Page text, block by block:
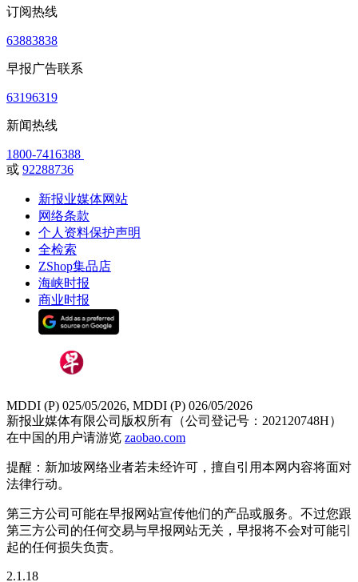
订阅热线
63883838
早报广告联系
63196319
新闻热线
1800-7416388
或 92288736
新报业媒体网站
网络条款
个人资料保护声明
全检索
ZShop集品店
海峡时报
商业时报
MDDI (P) 025/05/2026, MDDI (P) 026/05/2026
新报业媒体有限公司版权所有（公司登记号：202120748H）
在中国的用户请游览 zaobao.com
提醒：新加坡网络业者若未经许可，擅自引用本网内容将面对
法律行动。
第三方公司可能在早报网站宣传他们的产品或服务。不过您跟
第三方公司的任何交易与早报网站无关，早报将不会对可能引
起的任何损失负责。
2.1.18